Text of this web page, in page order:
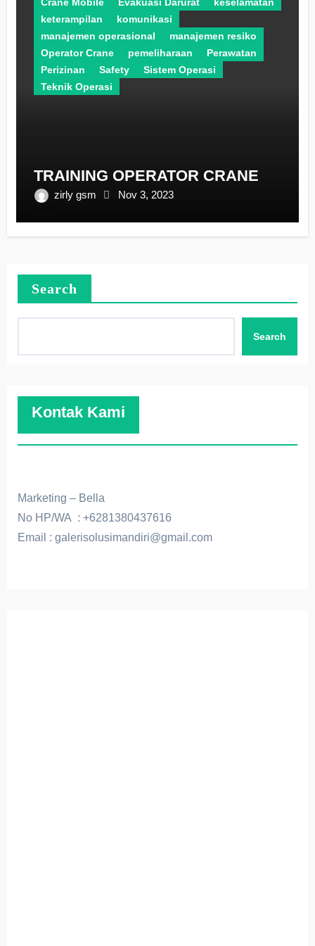
keterampilan
komunikasi
manajemen operasional
manajemen resiko
Operator Crane
pemeliharaan
Perawatan
Perizinan
Safety
Sistem Operasi
Teknik Operasi
TRAINING OPERATOR CRANE
zirly gsm Nov 3, 2023
Search
Search
Kontak Kami
Marketing – Bella
No HP/WA : +6281380437616
Email : galerisolusimandiri@gmail.com